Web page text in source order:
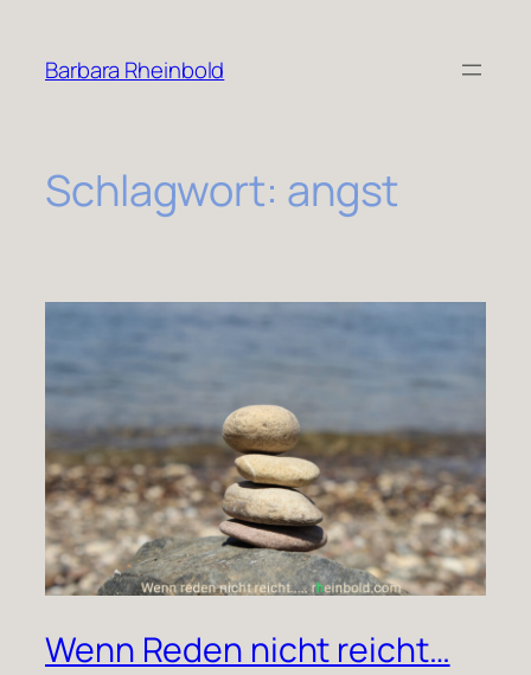
springen
Barbara Rheinbold
Schlagwort: angst
Wenn Reden nicht reicht…